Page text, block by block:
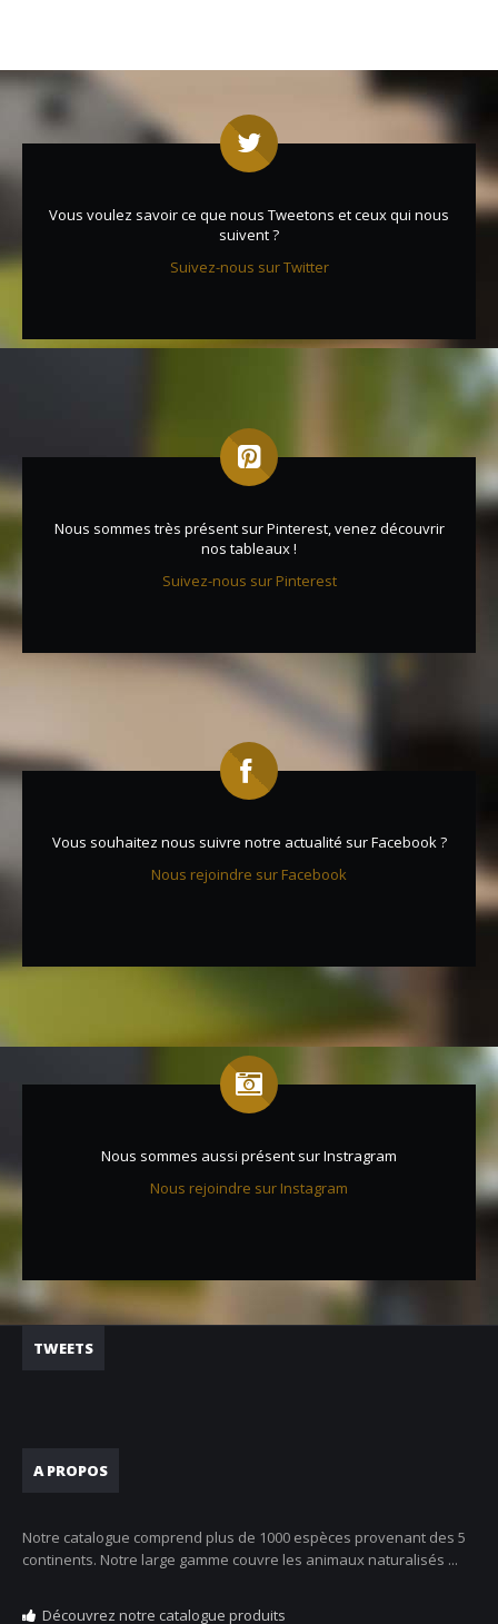
Vous voulez savoir ce que nous Tweetons et ceux qui nous
suivent ?
Suivez-nous sur Twitter
Nous sommes très présent sur Pinterest, venez découvrir
nos tableaux !
Suivez-nous sur Pinterest
Vous souhaitez nous suivre notre actualité sur Facebook ?
Nous rejoindre sur Facebook
Nous sommes aussi présent sur Instragram
Nous rejoindre sur Instagram
TWEETS
A PROPOS
Notre catalogue comprend plus de 1000 espèces provenant des 5
continents. Notre large gamme couvre les animaux naturalisés ...
Découvrez notre catalogue produits